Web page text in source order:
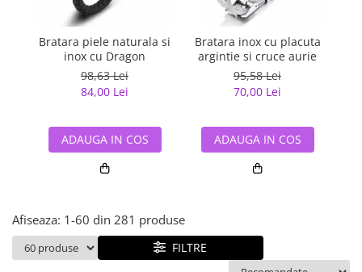
semipretioase
Bijuterii argint placat cu aur
Bijuterii argint cu diverse
Bijuterii de Lux
Bijuterii gotice si rock
Bijuterii Handmade
Bijuterii fantezie
Bijuterii tungsten
Solutii si lavete de curatare
bijuterii argint
Bratara piele naturala si
inox cu Dragon
98,63 Lei
84,00 Lei
ADAUGA IN COS
Bratara inox cu placuta
argintie si cruce aurie
95,58 Lei
70,00 Lei
ADAUGA IN COS
Afiseaza: 1-60 din 281 produse
FILTRE